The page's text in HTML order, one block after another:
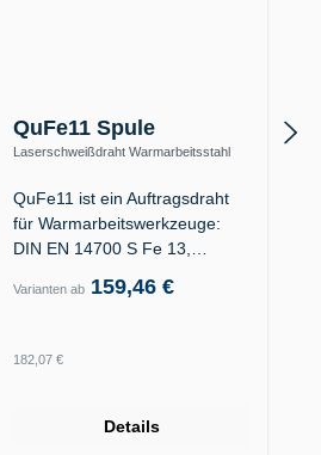
QuFe11 Spule
Laserschweißdraht Warmarbeitsstahl
QuFe11 ist ein Auftragsdraht
für Warmarbeitswerkzeuge:
DIN EN 14700 S Fe 13,…
Varianten ab 159,46 €
Regulärer Preis:
182,07 €
Details